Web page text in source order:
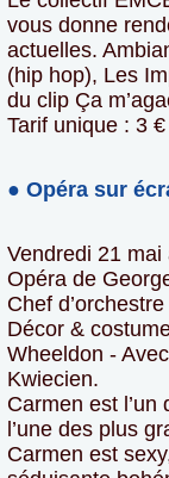
vous donne
actuelles.
(hip hop), Les
du clip Ça
Tarif unique : 3
● Opéra sur
Vendredi 21
Opéra de
Chef
Décor &
Wheeldon -
Kwiecien.
Carmen est
l’une des plus
Carmen est